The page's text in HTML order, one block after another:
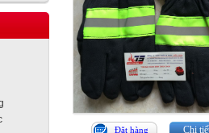
Đặt hàng Chi